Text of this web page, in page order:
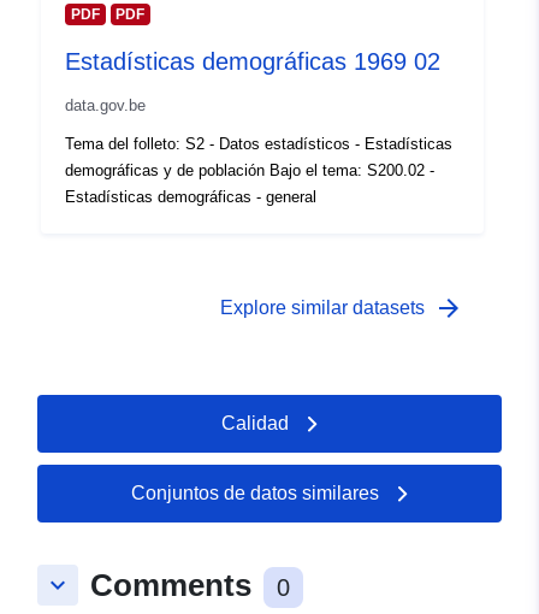
Derechos de
Cobertura
- 31 December 1984
PDF PDF
Estadísticas demográficas 1969 02
data.gov.be
Tema del folleto: S2 - Datos estadísticos - Estadísticas
demográficas y de población Bajo el tema: S200.02 -
Estadísticas demográficas - general
Explore similar datasets arrow_forward
Calidad
Conjuntos de datos similares
keyboard_arrow_down Comments 0